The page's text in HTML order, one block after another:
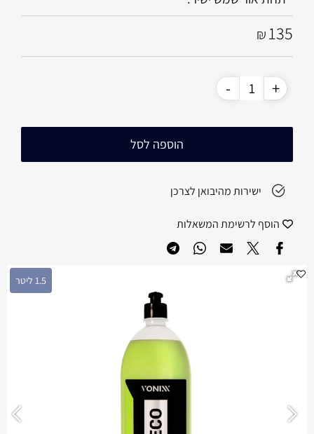
1.5 ליטר
₪135
הוספה לסל
ישירות מהיבואן לצרכן
הוסף לרשימת המשאלות